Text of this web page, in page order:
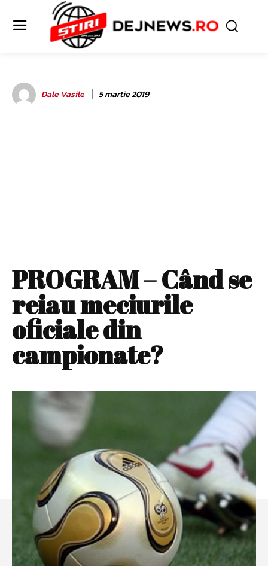
Dale Vasile 5 martie 2019
PROGRAM – Când se
reiau meciurile
oficiale din
campionate?